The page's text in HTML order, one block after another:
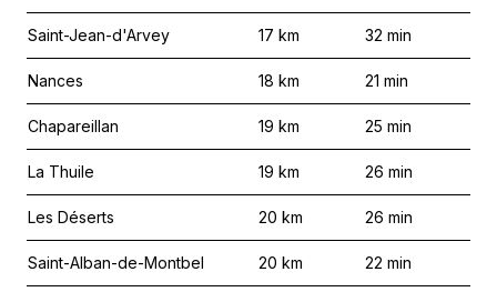
Saint-Jean-d'Arvey 17 km 32 min
Nances 18 km 21 min
Chapareillan 19 km 25 min
La Thuile 19 km 26 min
Les Déserts 20 km 26 min
Saint-Alban-de-Montbel 20 km 22 min